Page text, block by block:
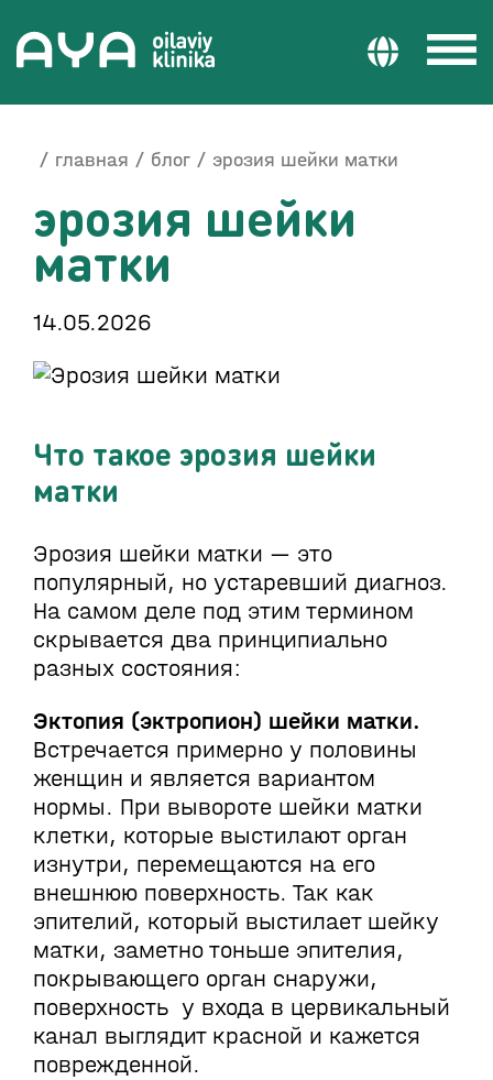
главная блог эрозия шейки матки
эрозия шейки
матки
14.05.2026
Что такое эрозия шейки
матки
Эрозия шейки матки — это
популярный, но устаревший диагноз.
На самом деле под этим термином
скрывается два принципиально
разных состояния:
Эктопия (эктропион) шейки матки.
Встречается примерно у половины
женщин и является вариантом
нормы. При вывороте шейки матки
клетки, которые выстилают орган
изнутри, перемещаются на его
внешнюю поверхность. Так как
эпителий, который выстилает шейку
матки, заметно тоньше эпителия,
покрывающего орган снаружи,
поверхность у входа в цервикальный
канал выглядит красной и кажется
поврежденной.